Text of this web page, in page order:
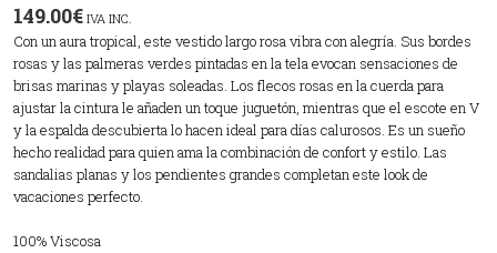
149.00€ IVA INC.
Con un aura tropical, este vestido largo rosa vibra con alegría. Sus bordes
rosas y las palmeras verdes pintadas en la tela evocan sensaciones de
brisas marinas y playas soleadas. Los flecos rosas en la cuerda para
ajustar la cintura le añaden un toque juguetón, mientras que el escote en V
y la espalda descubierta lo hacen ideal para días calurosos. Es un sueño
hecho realidad para quien ama la combinación de confort y estilo. Las
sandalias planas y los pendientes grandes completan este look de
vacaciones perfecto.
100% Viscosa